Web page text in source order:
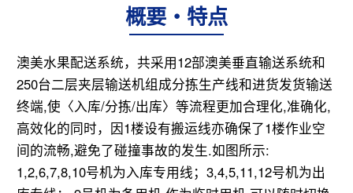
概要・特点
澳美水果配送系统，共采用12部澳美垂直输送系统和
250台二层夹层输送机组成分拣生产线和进货发货输送
终端,使〈入库/分拣/出库〉等流程更加合理化,准确化,
高效化的同时，因1楼设有搬运线亦确保了1楼作业空
间的流畅,避免了碰撞事故的发生.如图所示:
1,2,6,7,8,10号机为入库专用线；3,4,5,11,12号机为出